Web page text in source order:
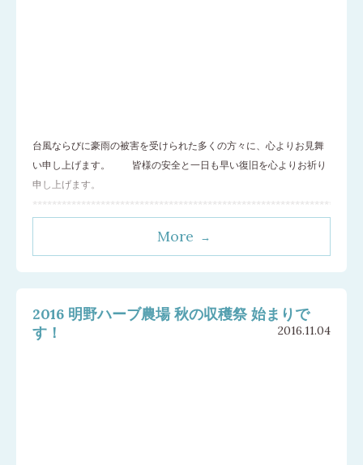
台風ならびに豪雨の被害を受けられた多くの方々に、心よりお見舞
い申し上げます。 皆様の安全と一日も早い復旧を心よりお祈り
申し上げます。
More
2016 明野ハーブ農場 秋の収穫祭 始まりで
す！
2016.11.04